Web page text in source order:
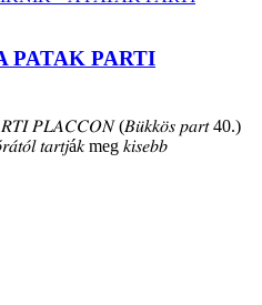
PATAK PARTI
𝑃𝐿𝐴𝐶𝐶𝑂𝑁 (𝐵𝑢̈𝑘𝑘𝑜̈𝑠 𝑝𝑎𝑟𝑡 40.)
𝑡𝑎𝑟𝑡𝑗á𝑘 meg 𝑘𝑖𝑠𝑒𝑏𝑏